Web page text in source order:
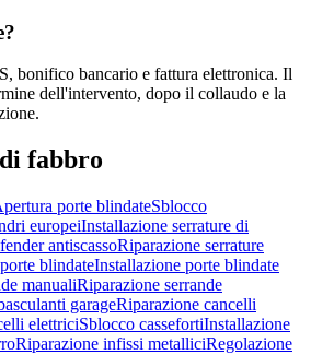
bonifico bancario e fattura elettronica. Il
dell'intervento, dopo il collaudo e la
fabbro
porte blindateSblocco
europeiInstallazione serrature di
antiscassoRiparazione serrature
blindateInstallazione porte blindate
manualiRiparazione serrande
garageRiparazione cancelli
elettriciSblocco cassefortiInstallazione
Riparazione infissi metalliciRegolazione